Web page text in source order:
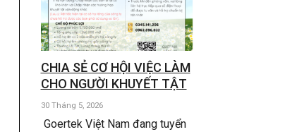
CHIA SẺ CƠ HỘI VIỆC LÀM
CHO NGƯỜI KHUYẾT TẬT
30 Tháng 5, 2026
Goertek Việt Nam đang tuyển